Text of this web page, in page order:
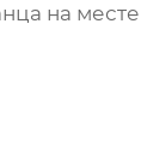
на месте